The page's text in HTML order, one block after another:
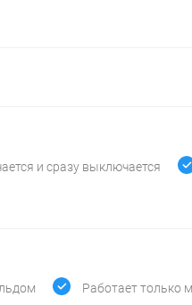
и сразу выключается
Работает только